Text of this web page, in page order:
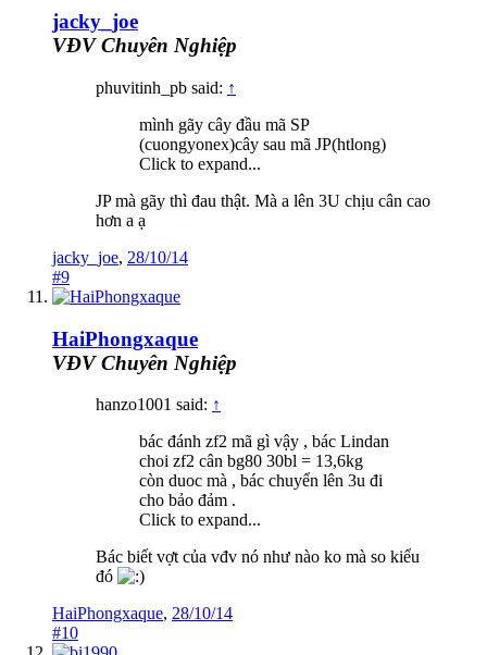
jacky_joe
VĐV Chuyên Nghiệp
phuvitinh_pb said: ↑
mình gãy cây đầu mã SP
(cuongyonex)cây sau mã JP(htlong)
Click to expand...
JP mà gãy thì đau thật. Mà a lên 3U chịu cân cao
hơn a ạ
jacky_joe, 28/10/14
#9
HaiPhongxaque
VĐV Chuyên Nghiệp
hanzo1001 said: ↑
bác đánh zf2 mã gì vậy , bác Lindan
choi zf2 cân bg80 30bl = 13,6kg
còn duoc mà , bác chuyển lên 3u đi
cho bảo đảm .
Click to expand...
Bác biết vợt của vđv nó như nào ko mà so kiểu
đó
HaiPhongxaque, 28/10/14
#10